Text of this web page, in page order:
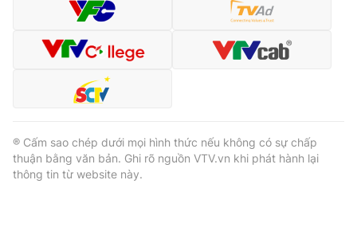
Tổng đài VTV: 024.38 355 931 - 024.38 355 932
toasoan@vtv.vn
Liên hệ quảng cáo:
® Cấm sao chép dưới mọi hình thức nếu không có sự chấp
thuận bằng văn bản. Ghi rõ nguồn VTV.vn khi phát hành lại
thông tin từ website này.